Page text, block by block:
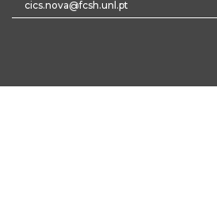
cics.nova@fcsh.unl.pt